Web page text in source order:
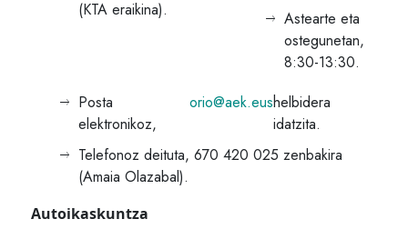
(KTA eraikina).
Astearte eta
ostegunetan,
8:30-13:30.
Posta
elektronikoz,
orio@aek.eushelbidera
idatzita.
Telefonoz deituta, 670 420 025 zenbakira
(Amaia Olazabal).
Autoikaskuntza